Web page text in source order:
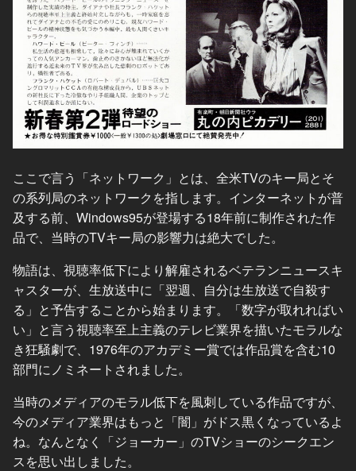
ここで言う「ネットワーク」とは、全米TVのキー局とそ
の系列局のネットワークを指します。インターネットが普
及する前、Windows95が登場する18年前に制作された作
品で、当時のTVキー局の影響力は絶大でした。
物語は、視聴率低下により解雇されるベテランニュースキ
ャスターが、生放送中に「翌週、自分は生放送で自殺す
る」と予告することから始まります。「数字が取れればい
い」と言う視聴率至上主義のテレビ業界を描いたモラルな
き狂騒劇で、1976年のアカデミー賞では作品賞を含む10
部門にノミネートされました。
当時のメディアのモラル低下を風刺している作品ですが、
今のメディア業界はもっと「闇」がドス黒くなっているよ
ね。なんとなく「ジョーカー」のTVショーのシークエン
スを思い出しました。